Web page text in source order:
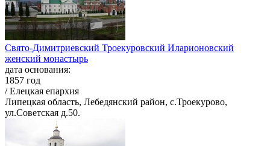
Свято-Димитриевский Троекуровский Иларионовский
женский монастырь
дата основания:
1857 год
/ Елецкая епархия
Липецкая область, Лебедянский район, с.Троекурово,
ул.Советская д.50.